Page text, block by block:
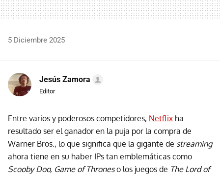
5 Diciembre 2025
Jesús Zamora
Editor
Entre varios y poderosos competidores, Netflix ha
resultado ser el ganador en la puja por la compra de
Warner Bros., lo que significa que la gigante de streaming
ahora tiene en su haber IPs tan emblemáticas como
Scooby Doo, Game of Throneso los juegos de The Lord of